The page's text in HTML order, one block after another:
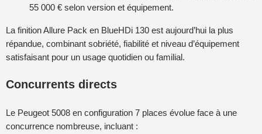
55 000 € selon version et équipement.
La finition Allure Pack en BlueHDi 130 est aujourd’hui la plus
répandue, combinant sobriété, fiabilité et niveau d’équipement
satisfaisant pour un usage quotidien ou familial.
Concurrents directs
Le Peugeot 5008 en configuration 7 places évolue face à une
concurrence nombreuse, incluant :